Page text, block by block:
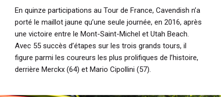
En quinze participations au Tour de France, Cavendish n’a
porté le maillot jaune qu’une seule journée, en 2016, après
une victoire entre le Mont-Saint-Michel et Utah Beach.
Avec 55 succès d’étapes sur les trois grands tours, il
figure parmi les coureurs les plus prolifiques de l’histoire,
derrière Merckx (64) et Mario Cipollini (57).